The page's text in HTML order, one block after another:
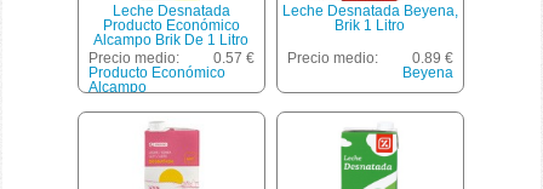
Leche Desnatada
Producto Económico
Alcampo Brik De 1 Litro
Precio medio:
0.57 €
Producto Económico
Alcampo
Leche Desnatada Beyena,
Brik 1 Litro
Precio medio:
0.89 €
Beyena